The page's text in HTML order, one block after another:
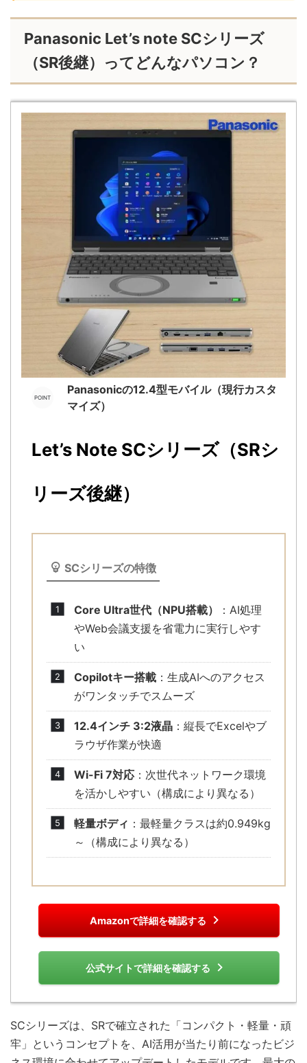
Panasonic Let’s note SCシリーズ
（SR後継）ってどんなパソコン？
Panasonicの12.4型モバイル（現行カスタ
マイズ）
Let’s Note SCシリーズ（SRシ
リーズ後継）
SCシリーズの特徴
Core Ultra世代（NPU搭載）
：AI処理
やWeb会議支援を省電力に実行しやす
い
Copilotキー搭載 ：生成AIへのアクセス
がワンタッチでスムーズ
12.4インチ 3:2液晶 ：縦長でExcelやブ
ラウザ作業が快適
Wi-Fi 7対応 ：次世代ネットワーク環境
を活かしやすい（構成により異なる）
軽量ボディ ：最軽量クラスは約0.949kg
～（構成により異なる）
Amazonで詳細を確認する
公式サイトで詳細を確認する
SCシリーズは、SRで確立された「コンパクト・軽量・頑
牢」というコンセプトを、AI活用が当たり前になったビジ